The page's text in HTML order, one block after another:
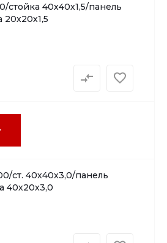
стойка 40х40х1,5/панель
20х20х1,5
ст. 40х40х3,0/панель
40х20х3,0